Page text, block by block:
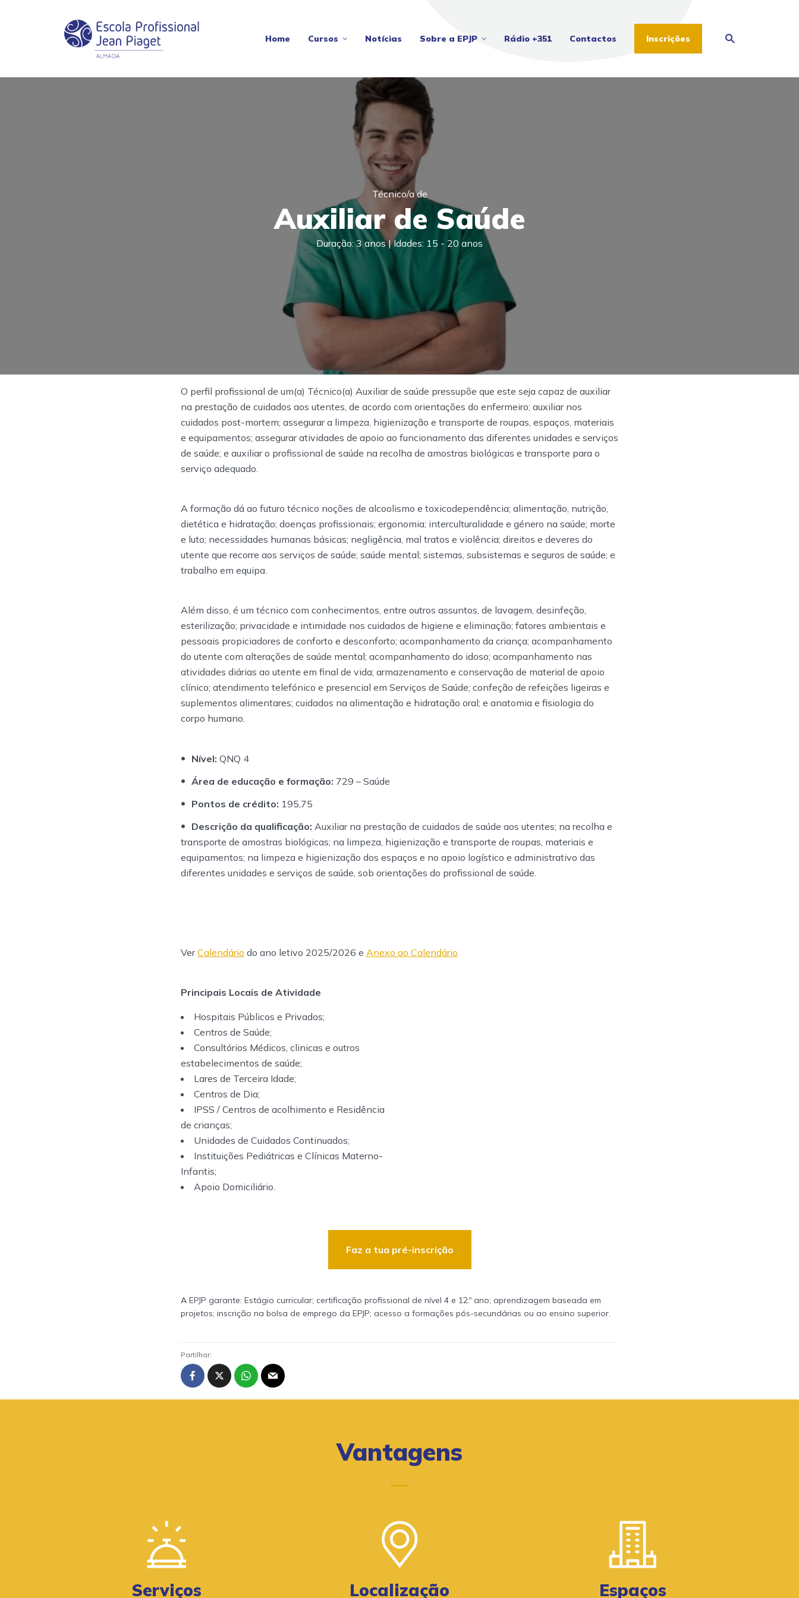
Home Cursos Notícias Sobre a EPJP Rádio +351 Contactos Inscrições
Técnico/a de
Auxiliar de Saúde
Duração: 3 anos | Idades: 15 - 20 anos
O perfil profissional de um(a) Técnico(a) Auxiliar de saúde pressupõe que este seja capaz de auxiliar
na prestação de cuidados aos utentes, de acordo com orientações do enfermeiro; auxiliar nos
cuidados post-mortem; assegurar a limpeza, higienização e transporte de roupas, espaços, materiais
e equipamentos; assegurar atividades de apoio ao funcionamento das diferentes unidades e serviços
de saúde; e auxiliar o profissional de saúde na recolha de amostras biológicas e transporte para o
serviço adequado.
A formação dá ao futuro técnico noções de alcoolismo e toxicodependência; alimentação, nutrição,
dietética e hidratação; doenças profissionais; ergonomia; interculturalidade e género na saúde; morte
e luto; necessidades humanas básicas; negligência, mal tratos e violência; direitos e deveres do
utente que recorre aos serviços de saúde; saúde mental; sistemas, subsistemas e seguros de saúde; e
trabalho em equipa.
Além disso, é um técnico com conhecimentos, entre outros assuntos, de lavagem, desinfeção,
esterilização; privacidade e intimidade nos cuidados de higiene e eliminação; fatores ambientais e
pessoais propiciadores de conforto e desconforto; acompanhamento da criança; acompanhamento
do utente com alterações de saúde mental; acompanhamento do idoso; acompanhamento nas
atividades diárias ao utente em final de vida; armazenamento e conservação de material de apoio
clínico; atendimento telefónico e presencial em Serviços de Saúde; confeção de refeições ligeiras e
suplementos alimentares; cuidados na alimentação e hidratação oral; e anatomia e fisiologia do
corpo humano.
Nível: QNQ 4
Área de educação e formação: 729 – Saúde
Pontos de crédito: 195,75
Descrição da qualificação: Auxiliar na prestação de cuidados de saúde aos utentes; na recolha e
transporte de amostras biológicas; na limpeza, higienização e transporte de roupas, materiais e
equipamentos; na limpeza e higienização dos espaços e no apoio logístico e administrativo das
diferentes unidades e serviços de saúde, sob orientações do profissional de saúde.
VerCalendário do ano letivo 2025/2026 e Anexo ao Calendário
Principais Locais de Atividade
Hospitais Públicos e Privados;
Centros de Saúde;
Consultórios Médicos, clinicas e outros
estabelecimentos de saúde;
Lares de Terceira Idade;
Centros de Dia;
IPSS / Centros de acolhimento e Residência
de crianças;
Unidades de Cuidados Continuados;
Instituições Pediátricas e Clínicas Materno-
Infantis;
Apoio Domiciliário.
Faz a tua pré-inscrição
A EPJP garante: Estágio curricular; certificação profissional de nível 4 e 12.º ano; aprendizagem baseada em
projetos; inscrição na bolsa de emprego da EPJP; acesso a formações pós-secundárias ou ao ensino superior.
Partilhar:
Vantagens
Serviços Localização Espaços